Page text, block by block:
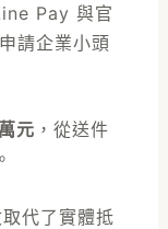
Pay 與官
請企業小頭
元 ，從送件
代了實體抵